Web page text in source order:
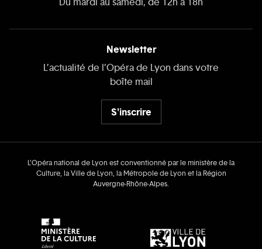
Newsletter
L’actualité de l’Opéra de Lyon dans votre
boîte mail
S'inscrire
L’Opéra national de Lyon est conventionné par le ministère de la
Culture, la Ville de Lyon, la Métropole de Lyon et la Région
Auvergne‑Rhône‑Alpes.